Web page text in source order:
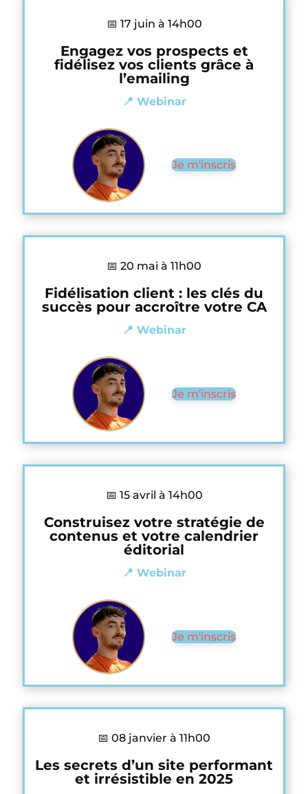
📅 17 juin à 14h00
Engagez vos prospects et
fidélisez vos clients grâce à
l’emailing
📍 Webinar
Je m'inscris
📅 20 mai à 11h00
Fidélisation client : les clés du
succès pour accroître votre CA
📍 Webinar
Je m'inscris
📅 15 avril à 14h00
Construisez votre stratégie de
contenus et votre calendrier
éditorial
📍 Webinar
Je m'inscris
📅 08 janvier à 11h00
Les secrets d’un site performant
et irrésistible en 2025